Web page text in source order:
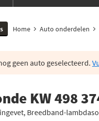
Home Auto onderdelen
geen auto geselecteerd.
KW 498
Breedband-